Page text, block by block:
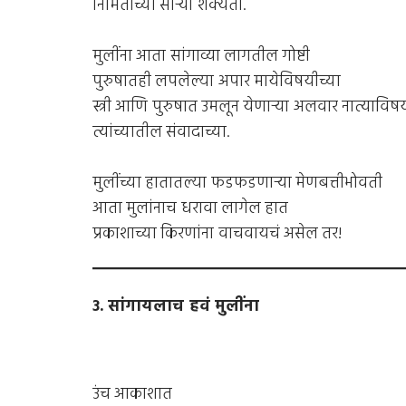
निर्मितीच्या सार्‍या शक्यता.
मुलींना आता सांगाव्या लागतील गोष्टी
पुरुषातही लपलेल्या अपार मायेविषयीच्या
स्त्री आणि पुरुषात उमलून येणार्‍या अलवार
त्यांच्यातील संवादाच्या.
मुलींच्या हातातल्या फडफडणार्‍या मेणबत्तीभोवती
आता मुलांनाच धरावा लागेल हात
प्रकाशाच्या किरणांना वाचवायचं असेल तर!
३. सांगायलाच हवं मुलींना
उंच आकाशात